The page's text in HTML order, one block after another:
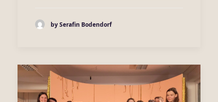
by Serafin Bodendorf